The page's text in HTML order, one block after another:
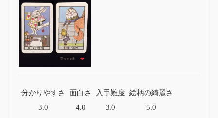
分かりやすさ
3.0
面白さ
4.0
入手難度
3.0
絵柄の綺麗さ
5.0